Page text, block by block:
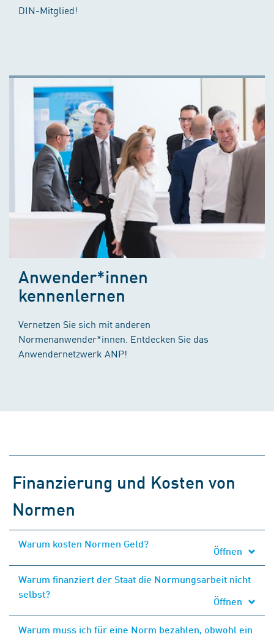
DIN-Mitglied!
Anwender*innen
kennenlernen
Vernetzen Sie sich mit anderen
Normenanwender*innen. Entdecken Sie das
Anwendernetzwerk ANP!
Finanzierung und Kosten von
Normen
Warum kosten Normen Geld?
Öffnen
Warum finanziert der Staat die Normungsarbeit nicht
selbst?
Öffnen
Warum muss ich für eine Norm bezahlen, obwohl ein